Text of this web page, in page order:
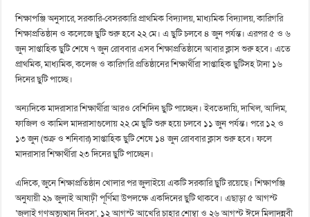
শিক্ষাপঞ্জি অনুসারে, সরকারি-বেসরকারি প্রাথমিক বিদ্যালয়, মাধ্যমিক বিদ্যালয়, কারিগরি
শিক্ষাপ্রতিষ্ঠান ও কলেজে ছুটি শুরু হবে ২২ মে। এ ছুটি চলবে ৪ জুন পর্যন্ত। এরপর ৫ ও ৬
জুন সাপ্তাহিক ছুটি শেষে ৭ জুন রোববার এসব শিক্ষাপ্রতিষ্ঠানে আবার ক্লাস শুরু হবে। এতে
প্রাথমিক, মাধ্যমিক, কলেজ ও কারিগরি প্রতিষ্ঠানের শিক্ষার্থীরা সাপ্তাহিক ছুটিসহ টানা ১৬
দিনের ছুটি পাচ্ছে।
অন্যদিকে মাদরাসার শিক্ষার্থীরা আরও বেশিদিন ছুটি পাচ্ছেন। ইবতেদায়ি, দাখিল, আলিম,
ফাজিল ও কামিল মাদরাসাগুলোয় ২২ মে ছুটি শুরু হয়ে চলবে ১১ জুন পর্যন্ত। পরে ১২ ও
১৩ জুন (শুক্র ও শনিবার) সাপ্তাহিক ছুটি শেষে ১৪ জুন রোববার ক্লাস শুরু হবে। ফলে
মাদরাসার শিক্ষার্থীরা ২৩ দিনের ছুটি পাচ্ছেন।
এদিকে, জুনে শিক্ষাপ্রতিষ্ঠান খোলার পর জুলাইয়ে একটি সরকারি ছুটি রয়েছে। শিক্ষাপঞ্জি
অনুযায়ী ২৯ জুলাই আষাঢ়ী পূর্ণিমা উপলক্ষে একদিনের ছুটি থাকবে। এছাড়া ৫ আগস্ট
‘জুলাই গণঅভ্যুত্থান দিবস’, ১২ আগস্ট আখেরি চাহার শোম্বা ও ২৬ আগস্ট ঈদে মিলাদুন্নবী